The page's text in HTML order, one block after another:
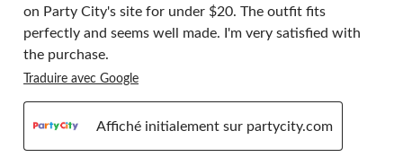
on Party City's site for under $20. The outfit fits
perfectly and seems well made. I'm very satisfied with
the purchase.
Traduire avec Google
Affiché initialement sur partycity.com